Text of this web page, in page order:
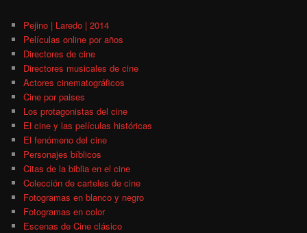
Pejino | Laredo | 2014
Películas online por años
Directores de cine
Directores musicales de cine
Actores cinematográficos
Cine por paises
Los protagonistas del cine
El cine y las películas históricas
El fenómeno del cine
Personajes bíblicos
Citas de la biblia en el cine
Colección de carteles de cine
Fotogramas en blanco y negro
Fotogramas en color
Escenas de Cine clásico